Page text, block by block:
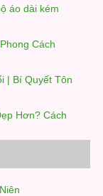
áo dài kém
Cách
| Bí Quyết Tôn
Hơn? Cách